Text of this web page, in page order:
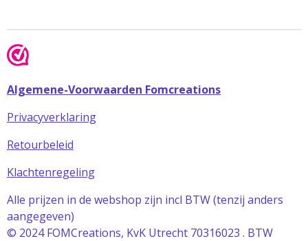
Algemene-Voorwaarden Fomcreations
Privacyverklaring
Retourbeleid
Klachtenregeling
Alle prijzen in de webshop zijn incl BTW (tenzij anders
aangegeven)
© 2024 FOMCreations, KvK Utrecht 70316023 . BTW